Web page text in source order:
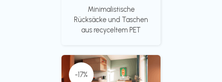
Minimalistische
Rücksäcke und Taschen
aus recyceltem PET
-17%